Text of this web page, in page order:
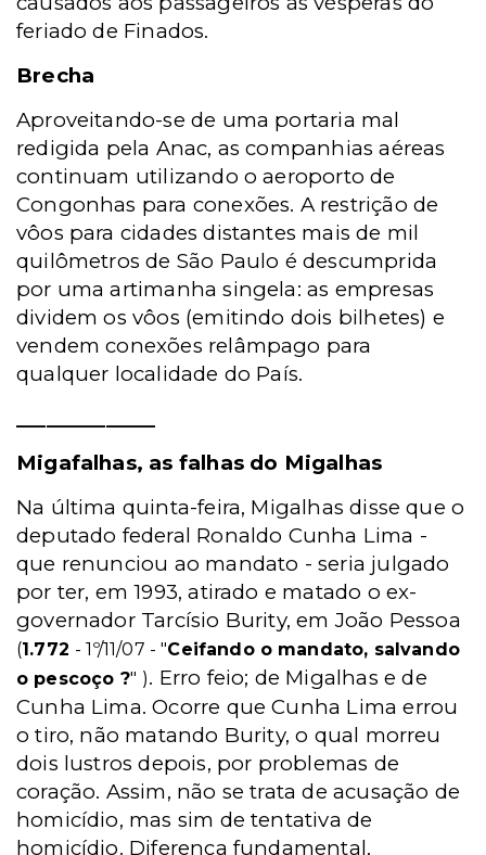
feriado de Finados.
Brecha
Aproveitando-se de uma portaria mal
redigida pela Anac, as companhias aéreas
continuam utilizando o aeroporto de
Congonhas para conexões. A restrição de
vôos para cidades distantes mais de mil
quilômetros de São Paulo é descumprida
por uma artimanha singela: as empresas
dividem os vôos (emitindo dois bilhetes) e
vendem conexões relâmpago para
qualquer localidade do País.
Migafalhas, as falhas do Migalhas
Na última quinta-feira, Migalhas disse que o
deputado federal Ronaldo Cunha Lima -
que renunciou ao mandato - seria julgado
por ter, em 1993, atirado e matado o ex-
governador Tarcísio Burity, em João Pessoa
(1.772 - 1º/11/07 - "Ceifando o mandato, salvando
o pescoço ?" ). Erro feio; de Migalhas e de
Cunha Lima. Ocorre que Cunha Lima errou
o tiro, não matando Burity, o qual morreu
dois lustros depois, por problemas de
coração. Assim, não se trata de acusação de
homicídio, mas sim de tentativa de
homicídio. Diferença fundamental,